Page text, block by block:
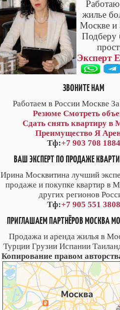
жилье
Москве и
Подберу
Эксперт
ЗВОНИТЕ НАМ
Работаем в России Москве
Резюме Смотреть
Сдать снять квартиру в
Преимущество Я
Тф:+7 903 708 1884
ВАШ ЭКСПЕРТ ПО ПРОДАЖЕ
Ирина Москвитина лучший
продаже и покупке квартир в
других регионов
Тф:+7 905 551 3808
ПРИГЛАШАЕМ ПАРТНЁРОВ МОСКВА
Продажа и аренда жилья в
Турции Грузии Испании
Копирование правом